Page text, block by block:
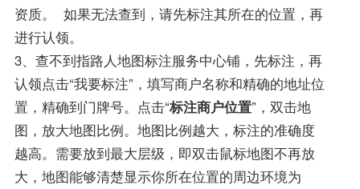
资质。 如果无法查到，请先标注其所在的位置，再
进行认领。
3、查不到指路人地图标注服务中心铺，先标注，再
认领点击“我要标注”，填写商户名称和精确的地址位
置，精确到门牌号。点击“标注商户位置”，双击地
图，放大地图比例。地图比例越大，标注的准确度
越高。需要放到最大层级，即双击鼠标地图不再放
大，地图能够清楚显示你所在位置的周边环境为